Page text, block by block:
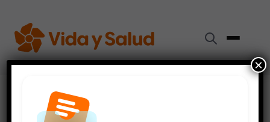
Piel y Cuidado Personal
¿Puede la temperatura de la piel anticipar un episodio
×